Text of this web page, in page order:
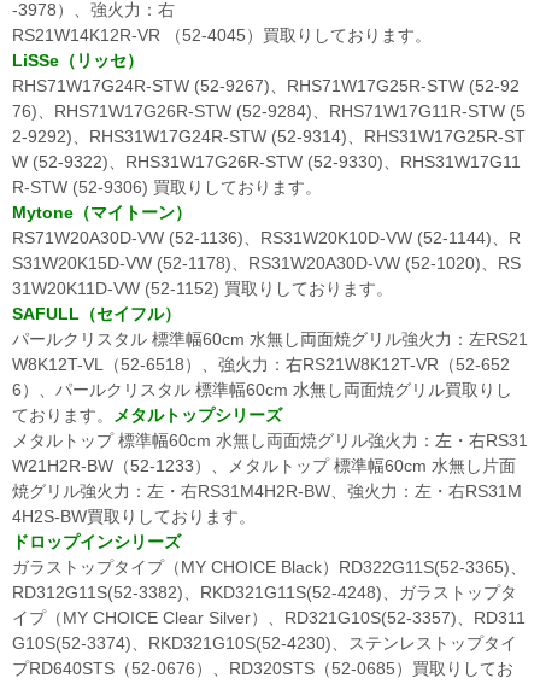
-3978）、強火力：右
RS21W14K12R-VR （52-4045）買取りしております。
LiSSe（リッセ）
RHS71W17G24R-STW (52-9267)、RHS71W17G25R-STW (52-92
76)、RHS71W17G26R-STW (52-9284)、RHS71W17G11R-STW (5
2-9292)、RHS31W17G24R-STW (52-9314)、RHS31W17G25R-ST
W (52-9322)、RHS31W17G26R-STW (52-9330)、RHS31W17G11
R-STW (52-9306) 買取りしております。
Mytone（マイトーン）
RS71W20A30D-VW (52-1136)、RS31W20K10D-VW (52-1144)、R
S31W20K15D-VW (52-1178)、RS31W20A30D-VW (52-1020)、RS
31W20K11D-VW (52-1152) 買取りしております。
SAFULL（セイフル）
パールクリスタル 標準幅60cm 水無し両面焼グリル強火力：左RS21
W8K12T-VL（52-6518）、強火力：右RS21W8K12T-VR（52-652
6）、パールクリスタル 標準幅60cm 水無し両面焼グリル買取りし
ております。 メタルトップシリーズ
メタルトップ 標準幅60cm 水無し両面焼グリル強火力：左・右RS31
W21H2R-BW（52-1233）、メタルトップ 標準幅60cm 水無し片面
焼グリル強火力：左・右RS31M4H2R-BW、強火力：左・右RS31M
4H2S-BW買取りしております。
ドロップインシリーズ
ガラストップタイプ（MY CHOICE Black）RD322G11S(52-3365)、
RD312G11S(52-3382)、RKD321G11S(52-4248)、ガラストップタ
イプ（MY CHOICE Clear Silver）、RD321G10S(52-3357)、RD311
G10S(52-3374)、RKD321G10S(52-4230)、ステンレストップタイ
プRD640STS（52-0676）、RD320STS（52-0685）買取りしてお